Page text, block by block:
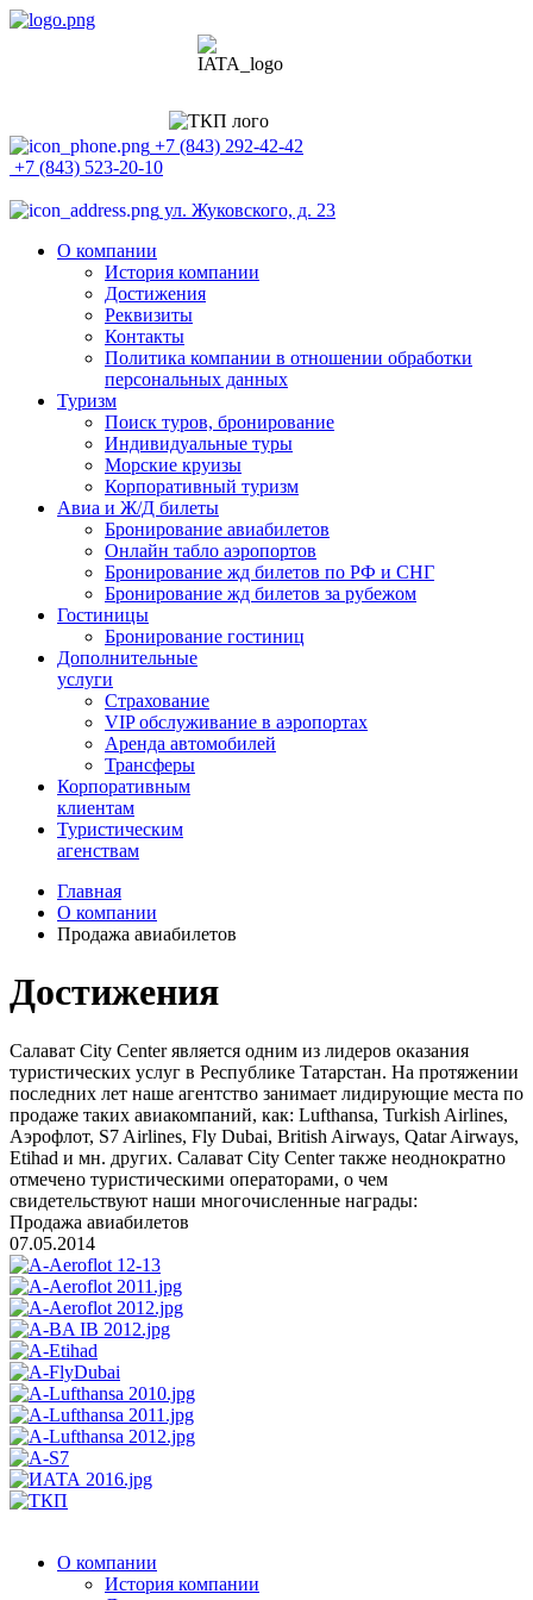
+7 (843) 292-42-42
+7 (843) 523-20-10
ул. Жуковского, д. 23
О компании
История компании
Достижения
Реквизиты
Контакты
Политика компании в отношении обработки
персональных данных
Туризм
Поиск туров, бронирование
Индивидуальные туры
Морские круизы
Корпоративный туризм
Авиа и Ж/Д билеты
Бронирование авиабилетов
Онлайн табло аэропортов
Бронирование жд билетов по РФ и СНГ
Бронирование жд билетов за рубежом
Гостиницы
Бронирование гостиниц
Дополнительные
услуги
Страхование
VIP обслуживание в аэропортах
Аренда автомобилей
Трансферы
Корпоративным
клиентам
Туристическим
агенствам
Главная
О компании
Продажа авиабилетов
Достижения
Салават City Center является одним из лидеров оказания
туристических услуг в Республике Татарстан. На протяжении
последних лет наше агентство занимает лидирующие места по
продаже таких авиакомпаний, как: Lufthansa, Turkish Airlines,
Аэрофлот, S7 Airlines, Fly Dubai, British Airways, Qatar Airways,
Etihad и мн. других. Салават City Center также неоднократно
отмечено туристическими операторами, о чем
свидетельствуют наши многочисленные награды:
Продажа авиабилетов
07.05.2014
О компании
История компании